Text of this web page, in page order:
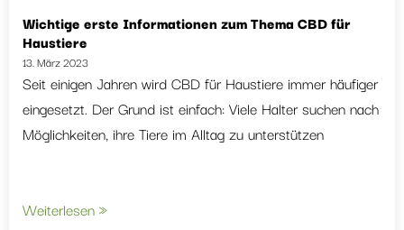
Wichtige erste Informationen zum Thema CBD für
Haustiere
13. März 2023
Seit einigen Jahren wird CBD für Haustiere immer häufiger
eingesetzt. Der Grund ist einfach: Viele Halter suchen nach
Möglichkeiten, ihre Tiere im Alltag zu unterstützen
Weiterlesen »